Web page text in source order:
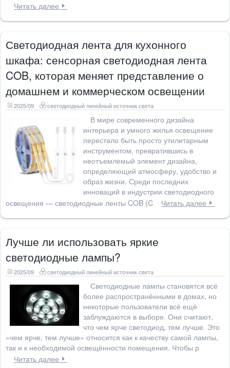
Читать далее
Светодиодная лента для кухонного
шкафа: сенсорная светодиодная лента
COB, которая меняет представление о
домашнем и коммерческом освещении
2025/09 светодиодный линейный источник света
В мире современного дизайна
интерьера и умного жилья освещение
перестало быть просто утилитарным
инструментом, превратившись в
неотъемлемый элемент дизайна,
определяющий атмосферу, удобство и
образ жизни. Среди последних
инноваций в индустрии светодиодного
освещения — светодиодные ленты COB (C
Читать далее
Лучше ли использовать яркие
светодиодные лампы?
2025/09 светодиодный линейный источник света
Светодиодные лампы становятся всё
более распространёнными в домах, но
некоторые пользователи всё ещё
заблуждаются в выборе. Они считают,
что чем ярче светодиод, тем лучше. Это
«чем ярче, тем лучше» относится как к качеству самой лампы,
так и к необходимой освещённости помещения. Чтобы р
Читать далее